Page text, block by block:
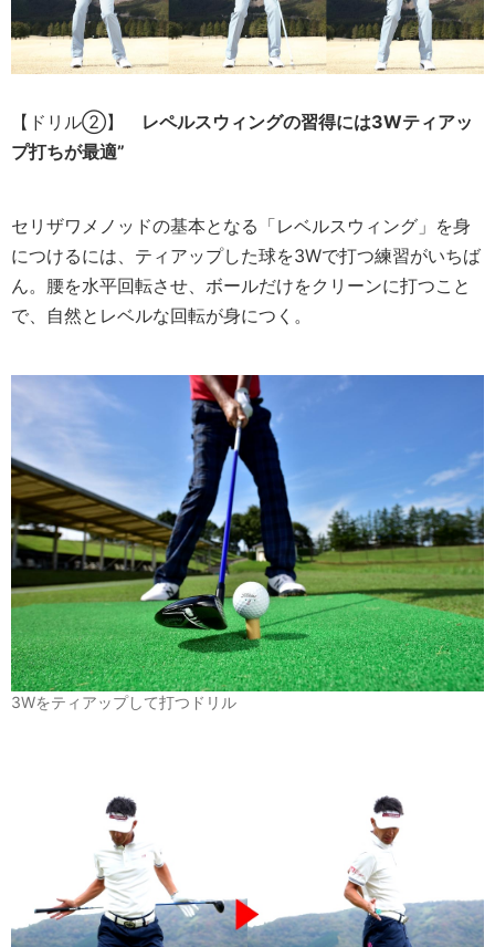
【ドリル②】
レペルスウィングの習得には3Wティアッ
プ打ちが最適”
セリザワメノッドの基本となる「レベルスウィング」を身
につけるには、ティアップした球を3Wで打つ練習がいちば
ん。腰を水平回転させ、ボールだけをクリーンに打つこと
で、自然とレベルな回転が身につく。
3Wをティアップして打つドリル